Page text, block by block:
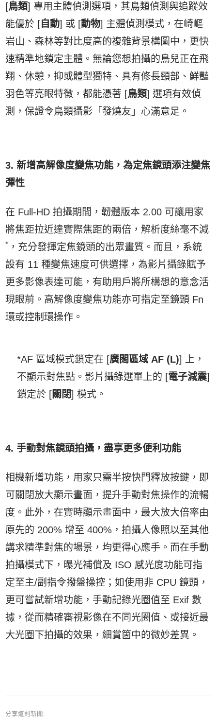
[鳥類] 專用主體偵測選項，其鳥類偵測與追蹤效
能優於 [ 自動] 或 [動物] 主體偵測模式，在崎嶇
岩山、森林等對比度高的複雜背景構圖中，更快
速精準地鎖定主體。無論您想拍攝的鳥兒正在飛
翔、休憩，抑或體型獨特、具有修長頸部、鮮豔
羽色等亮眼特徵，都能憑著 [鳥類] 選項有效偵
測，保證令鳥類攝影「發燒友」心滿意足。
3. 新增高解像度變焦功能，為定焦鏡頭添注變焦
彈性
在 Full-HD 拍攝期間，韌體版本 2.00 可讓用家
將焦距拉近達實際焦距的兩倍，解析度絲毫不減
* ，充分發揮定焦鏡頭的出眾畫質。而且，系統
設有 11 種變焦速度可供選擇，為影片攝錄賦予
更多影像表達可能，有助用戶將所構想的意念活
現眼前。高解像度變焦功能亦可指定至鏡頭 Fn
環或控制環操作。
*AF 區域模式鎖定在 [廣闊區域 AF (L)] 上，
不顯示對焦點。影片攝錄選單上的 [電子減震]
鎖定於 [關閉] 模式。
4. 手動對焦鏡頭拍攝，盡享更多便利功能
相機新增功能，用家只需半按快門釋放按鍵，即
可關閉放大顯示畫面，提升手動對焦操作的流暢
度。此外，在實時顯示畫面中，最大放大倍率由
原先的 200% 增至 400%，拍攝人像照以至其他
講求精準對焦的場景，均更得心應手。而在手動
拍攝模式下，曝光補償及 ISO 感光度功能可指
定至主/副指令撥盤操控；如使用非 CPU 鏡頭，
更可嘗試新增功能，手動記錄光圈值至 Exif 數
據，從而精確審視影像在不同光圈值、或接近最
大光圈下拍攝的效果，細賞箇中的微妙差異。
分享這則新聞: